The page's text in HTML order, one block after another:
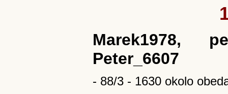
Marek1978,
Peter_6607
- 88/3 - 1630 okolo